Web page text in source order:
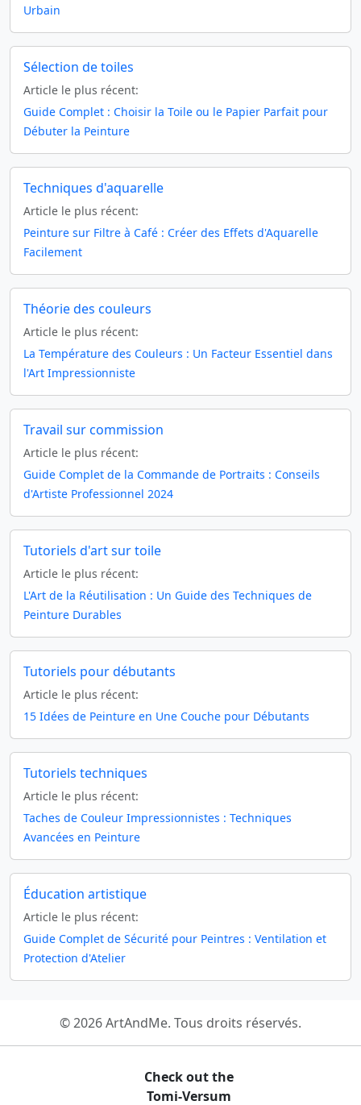
Urbain
Sélection de toiles
Article le plus récent:
Guide Complet : Choisir la Toile ou le Papier Parfait pour
Débuter la Peinture
Techniques d'aquarelle
Article le plus récent:
Peinture sur Filtre à Café : Créer des Effets d'Aquarelle
Facilement
Théorie des couleurs
Article le plus récent:
La Température des Couleurs : Un Facteur Essentiel dans
l'Art Impressionniste
Travail sur commission
Article le plus récent:
Guide Complet de la Commande de Portraits : Conseils
d'Artiste Professionnel 2024
Tutoriels d'art sur toile
Article le plus récent:
L'Art de la Réutilisation : Un Guide des Techniques de
Peinture Durables
Tutoriels pour débutants
Article le plus récent:
15 Idées de Peinture en Une Couche pour Débutants
Tutoriels techniques
Article le plus récent:
Taches de Couleur Impressionnistes : Techniques
Avancées en Peinture
Éducation artistique
Article le plus récent:
Guide Complet de Sécurité pour Peintres : Ventilation et
Protection d'Atelier
© 2026 ArtAndMe. Tous droits réservés.
Check out the
Tomi-Versum